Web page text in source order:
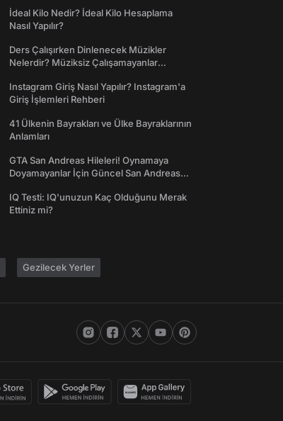
İdeal Kilo Nedir? İdeal Kilo Hesaplama
Nasıl Yapılır?
Ders Çalışırken Dinlenecek Müzikler
Nelerdir? Müziksiz Çalışamayanlar
Instagram Giriş Nasıl Yapılır? Instagram'a
Giriş İşlemleri Rehberi
41 Ülkenin Bayrakları ve Ülke Bayraklarının
Anlamları
GTA San Andreas Hileleri! Oynamaya
Doyamayanlar İçin Güncel San Andreas
IQ Testi: IQ'unuzun Kaç Olduğunu Merak
Ettiniz mi?
Gezilecek Yerler